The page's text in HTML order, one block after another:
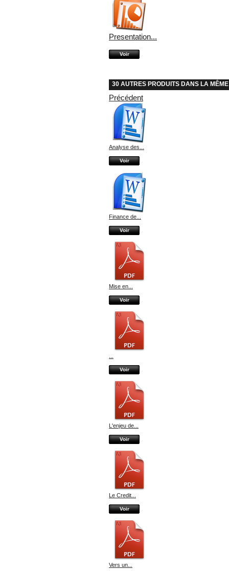
Presentation...
Voir
30 AUTRES PRODUITS DANS LA
Précédent
Analyse des...
Voir
Finance de...
Voir
Mise en...
Voir
Voir
L'enjeu de...
Voir
Le Credit...
Voir
Vers un...